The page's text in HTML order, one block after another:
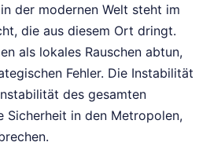
der modernen Welt steht im
die aus diesem Ort dringt.
als lokales Rauschen abtun,
Fehler. Die Instabilität
des gesamten
Sicherheit in den Metropolen,